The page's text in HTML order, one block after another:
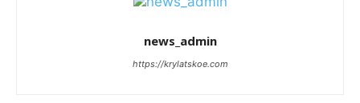
news_admin
https://krylatskoe.com